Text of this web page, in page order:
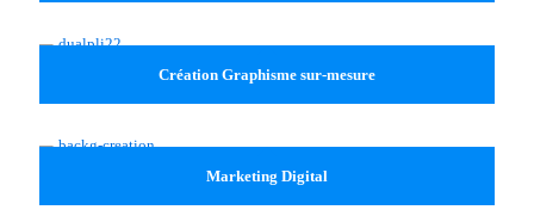
Création Graphisme sur-mesure
Marketing Digital